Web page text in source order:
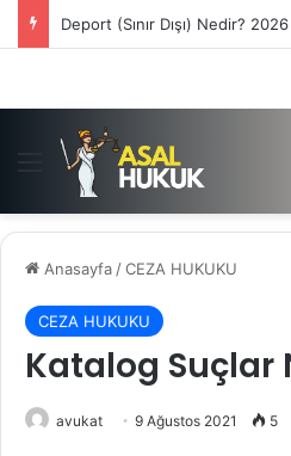
Satış Vaadi Sözleşmesi İptali
Menü
Anasayfa /CEZA HUKUKU
CEZA HUKUKU
Katalog Suçlar
avukat 9 Ağustos 2021 5